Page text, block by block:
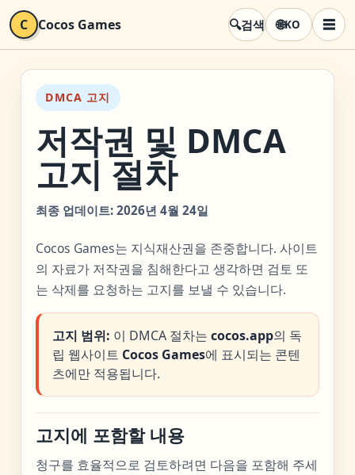
C Cocos Games 🔍검색 🌐KO ☰메뉴
DMCA 고지
저작권 및 DMCA
고지 절차
최종 업데이트: 2026년 4월 24일
Cocos Games는 지식재산권을 존중합니다. 사이트
의 자료가 저작권을 침해한다고 생각하면 검토 또
는 삭제를 요청하는 고지를 보낼 수 있습니다.
고지 범위: 이 DMCA 절차는cocos.app의 독
립 웹사이트 Cocos Games에 표시되는 콘텐
츠에만 적용됩니다.
고지에 포함할 내용
청구를 효율적으로 검토하려면 다음을 포함해 주세